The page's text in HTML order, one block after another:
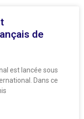
de
est lancée sous
Dans ce